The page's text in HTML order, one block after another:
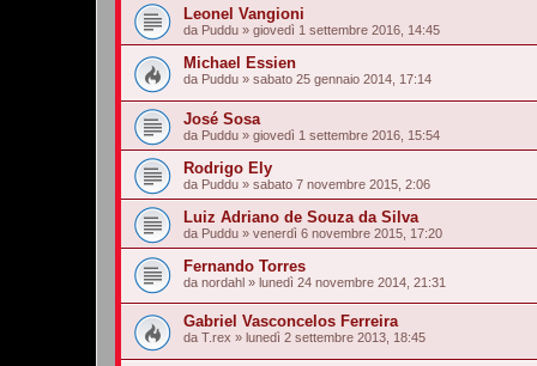
Leonel Vangioni
da Puddu » giovedì 1 settembre 2016, 14:45
Michael Essien
da Puddu » sabato 25 gennaio 2014, 17:14
José Sosa
da Puddu » giovedì 1 settembre 2016, 15:54
Rodrigo Ely
da Puddu » sabato 7 novembre 2015, 2:06
Luiz Adriano de Souza da Silva
da Puddu » venerdì 6 novembre 2015, 17:20
Fernando Torres
da nordahl » lunedì 24 novembre 2014, 21:31
Gabriel Vasconcelos Ferreira
da T.rex » lunedì 2 settembre 2013, 18:45